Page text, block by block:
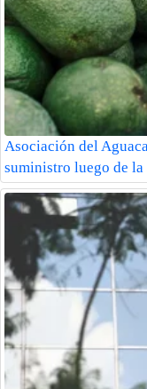
Asociación del
suministro luego de la